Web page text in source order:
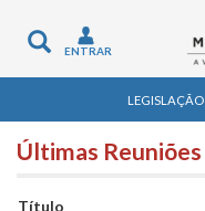
Toggle
navigation
ENTRAR
LEGISLAÇÃO
Últimas Reuniões
Título